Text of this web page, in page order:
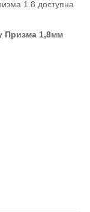
1.8 доступна
Призма 1,8мм